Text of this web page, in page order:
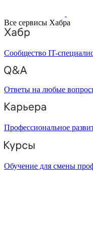
Все сервисы Хабра
Сообщество IT-
Ответы на любые
Профессиональное
Обучение для смены